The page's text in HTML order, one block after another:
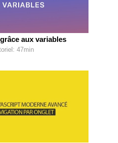
aux variables
47min